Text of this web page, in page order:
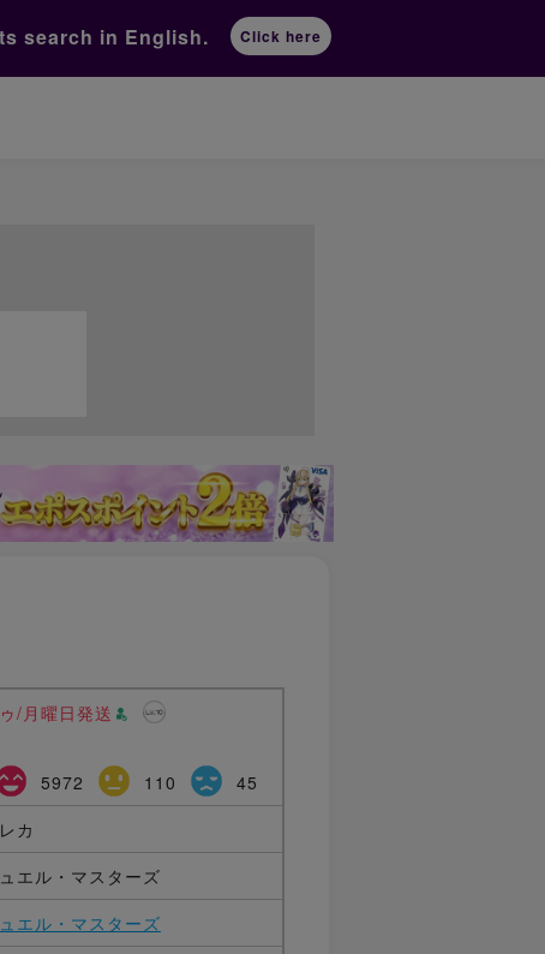
search in English. Click here
/月曜日発送
5972 110
45
カ
エル・マスターズ
エル・マスターズ